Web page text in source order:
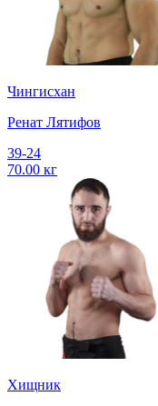
Чингисхан
Ренат Лятифов
39-24
70.00 кг
Хищник